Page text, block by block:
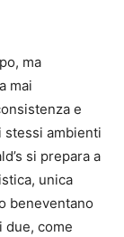
ma
mai
e
stessi ambienti
si prepara a
unica
beneventano
due, come